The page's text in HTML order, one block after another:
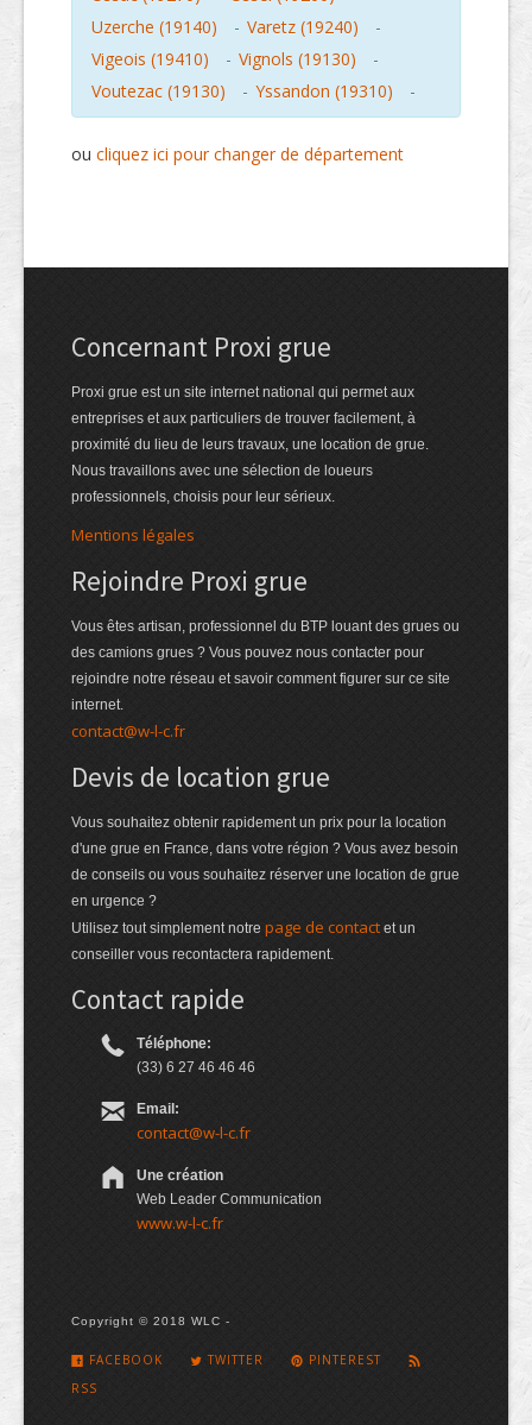
Uzerche (19140)
- Varetz (19240)
-
Vigeois (19410)
- Vignols (19130)
-
Voutezac (19130)
- Yssandon (19310) -
ou cliquez ici pour changer de département
Concernant Proxi grue
Proxi grue est un site internet national qui permet aux
entreprises et aux particuliers de trouver facilement, à
proximité du lieu de leurs travaux, une location de grue.
Nous travaillons avec une sélection de loueurs
professionnels, choisis pour leur sérieux.
Mentions légales
Rejoindre Proxi grue
Vous êtes artisan, professionnel du BTP louant des grues ou
des camions grues ? Vous pouvez nous contacter pour
rejoindre notre réseau et savoir comment figurer sur ce site
internet.
contact@w-l-c.fr
Devis de location grue
Vous souhaitez obtenir rapidement un prix pour la location
d'une grue en France, dans votre région ? Vous avez besoin
de conseils ou vous souhaitez réserver une location de grue
en urgence ?
Utilisez tout simplement notre page de contact et un
conseiller vous recontactera rapidement.
Contact rapide
Téléphone:
(33) 6 27 46 46 46
Email:
contact@w-l-c.fr
Une création
Web Leader Communication
www.w-l-c.fr
Copyright © 2018 WLC -
FACEBOOK TWITTER
PINTEREST
RSS